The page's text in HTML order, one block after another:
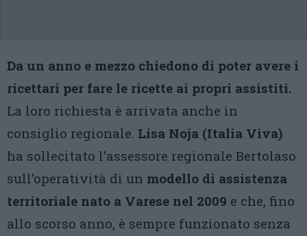
Da un anno e mezzo chiedono di poter avere i
ricettari per fare le ricette ai propri assistiti.
La loro richiesta è arrivata anche in
consiglio regionale. Lisa Noja (Italia Viva)
ha sollecitato l’assessore regionale Bertolaso
sull’operatività di un modello di assistenza
territoriale nato a Varese nel 2009 e che, fino
allo scorso anno, è sempre funzionato senza